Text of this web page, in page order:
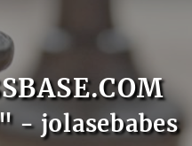
- jolasebabes